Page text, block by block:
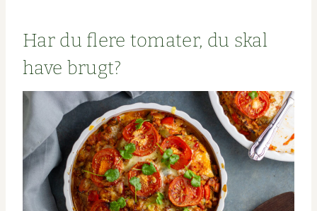
Har du flere tomater, du skal
have brugt?